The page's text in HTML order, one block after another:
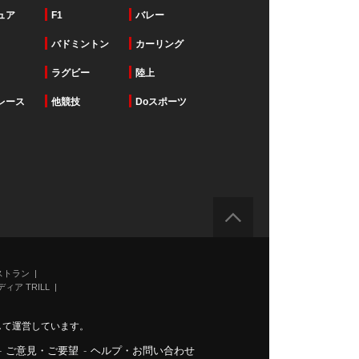
ア F1 バレー
バドミントン カーリング
ラグビー 陸上
ース 他競技 Doスポーツ
ラン
ィア TRILL
運営しています。
ご意見・ご要望 - ヘルプ・お問い合わせ